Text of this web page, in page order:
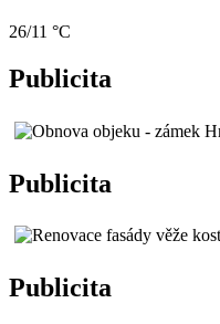
26/11 °C
Publicita
Publicita
Publicita